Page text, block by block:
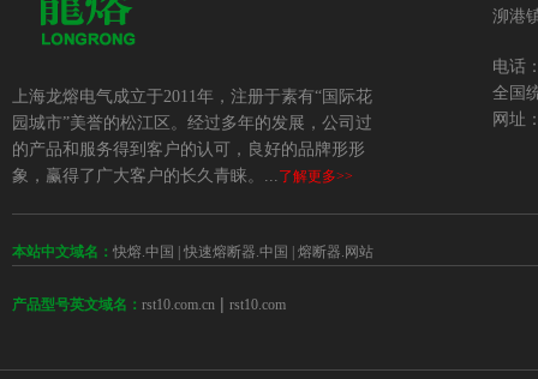
上海龙熔电气成立于2011年，注册于素有“国际花
园城市”美誉的松江区。经过多年的发展，公司过
的产品和服务得到客户的认可，良好的品牌形形
象，赢得了广大客户的长久青睐。...了解更多>>
泖港
电话
全国
网址
本站中文域名： 快熔.中国 快速熔断器.中国 熔断器.网站
产品型号英文域名： rst10.com.cn | rst10.com